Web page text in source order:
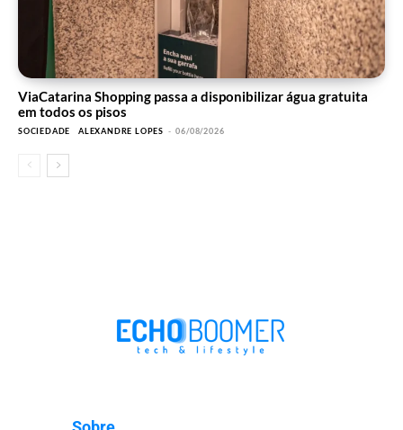
ViaCatarina Shopping passa a disponibilizar água gratuita
em todos os pisos
SOCIEDADE ALEXANDRE LOPES - 06/08/2026